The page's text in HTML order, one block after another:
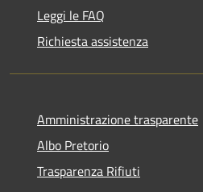
Leggi le FAQ
Richiesta assistenza
Amministrazione trasparente
Albo Pretorio
Trasparenza Rifiuti